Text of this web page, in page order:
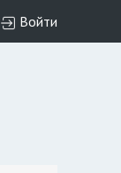
Войти